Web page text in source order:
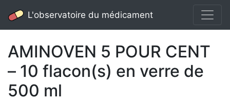
L'observatoire du médicament
AMINOVEN 5 POUR CENT
– 10 flacon(s) en verre de
500 ml